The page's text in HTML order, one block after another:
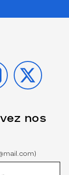
X
nos